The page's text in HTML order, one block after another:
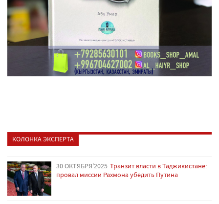
КОЛОНКА ЭКСПЕРТА
30 ОКТЯБРЯ'2025 Транзит власти в Таджикистане:
провал миссии Рахмона убедить Путина